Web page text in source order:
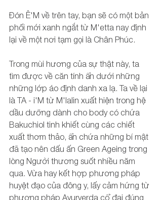
Đón Ê'M về trên tay, bạn sẽ có một bản
phối mới xanh ngắt từ M'etta nay định
lại về một nơi tạm gọi là Chân Phúc.
Trong mùi hương của sự thật này, ta
tìm được về căn tính ẩn dưới những
những lớp áo định danh xa lạ. Ta về lại
là TA - i'M từ M'lalin xuất hiện trong hệ
dầu dưỡng dành cho body có chứa
Bakuchiol tinh khiết cùng các chiết
xuất thơm thảo, ẩn chứa những bí mật
đã tạo nên dấu ấn Green Ageing trong
lòng Người thương suốt nhiều năm
qua. Vừa hay kết hợp phương pháp
huyệt đạo của đông y, lấy cảm hứng từ
phương pháp Ayurverda cổ đại đúng